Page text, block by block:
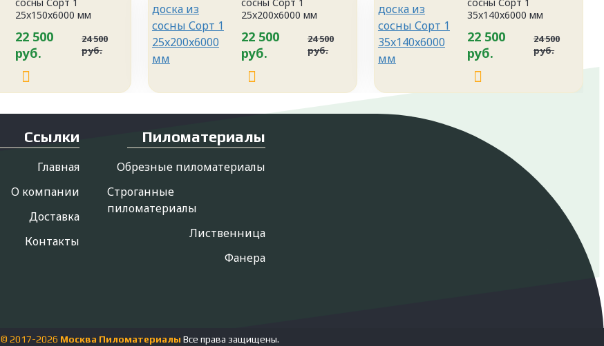
25x150x6000 мм
22 500
руб.
24 500
руб.
25x200x6000 мм
22 500
руб.
24 500
руб.
35x140x6000 мм
22 500
руб.
24 500
руб.
Ссылки
Главная
О компании
Доставка
Контакты
Пиломатериалы
Обрезные пиломатериалы
Строганные
пиломатериалы
Лиственница
Фанера
© 2017-2026 Москва Пиломатериалы Все права защищены.